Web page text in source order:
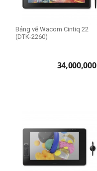
Bảng vẽ Wacom Cintiq 22
(DTK-2260)
34,000,000